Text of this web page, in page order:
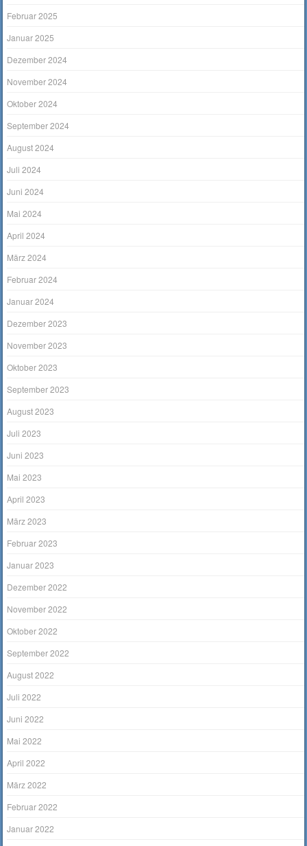
Februar 2025
Januar 2025
Dezember 2024
November 2024
Oktober 2024
September 2024
August 2024
Juli 2024
Juni 2024
Mai 2024
April 2024
März 2024
Februar 2024
Januar 2024
Dezember 2023
November 2023
Oktober 2023
September 2023
August 2023
Juli 2023
Juni 2023
Mai 2023
April 2023
März 2023
Februar 2023
Januar 2023
Dezember 2022
November 2022
Oktober 2022
September 2022
August 2022
Juli 2022
Juni 2022
Mai 2022
April 2022
März 2022
Februar 2022
Januar 2022